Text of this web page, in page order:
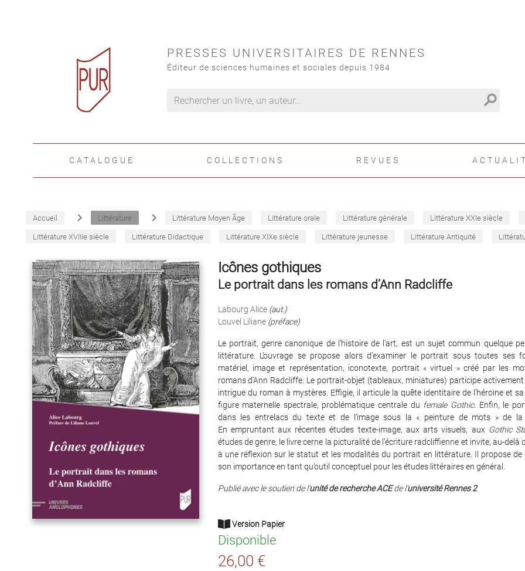
PRESSES UNIVERSITAIRES DE RENNES
Éditeur de sciences humaines et sociales depuis 1984
search
CATALOGUE COLLECTIONS REVUES
Accueil navigate_next Littérature navigate_next Littérature Moyen Âge Littérature orale Littérature générale Littérature XXIe siècle
Littérature XVIIIe siècle Littérature Didactique Littérature XIXe siècle Littérature jeunesse Littérature Antiquité
Icônes gothiques
Le portrait dans les romans d’Ann Radcliffe
Labourg Alice (aut.)
Louvel Liliane (préface)
Le portrait, genre canonique de l’histoire de l’art, est un sujet commun quelque
littérature. L’ouvrage se propose alors d’examiner le portrait sous toutes ses
matériel, image et représentation, iconotexte, portrait « virtuel » créé par les
romans d’Ann Radcliffe. Le portrait-objet (tableaux, miniatures) participe
intrigue du roman à mystères. Effigie, il articule la quête identitaire de l’héroïne et
figure maternelle spectrale, problématique centrale du female Gothic. Enfin, le
dans les entrelacs du texte et de l’image sous la « peinture de mots » de la
En empruntant aux récentes études texte-image, aux arts visuels, aux Gothic
études de genre, le livre cerne la picturalité de l’écriture radcliffienne et invite, au-delà
à une réflexion sur le statut et les modalités du portrait en littérature. Il propose de
son importance en tant qu’outil conceptuel pour les études littéraires en général.
Publié avec le soutien de l’unité de recherche ACEde l’université Rennes 2
Version Papier
Disponible
26,00 €